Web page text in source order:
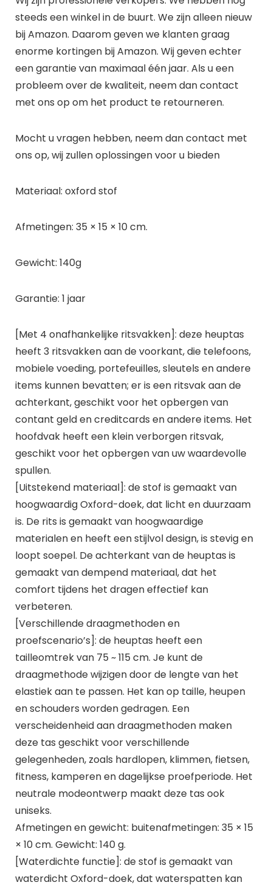
steeds een winkel in de buurt. We zijn alleen nieuw
bij Amazon. Daarom geven we klanten graag
enorme kortingen bij Amazon. Wij geven echter
een garantie van maximaal één jaar. Als u een
probleem over de kwaliteit, neem dan contact
met ons op om het product te retourneren.
Mocht u vragen hebben, neem dan contact met
ons op, wij zullen oplossingen voor u bieden
Materiaal: oxford stof
Afmetingen: 35 × 15 × 10 cm.
Gewicht: 140g
Garantie: 1 jaar
[Met 4 onafhankelijke ritsvakken]: deze heuptas
heeft 3 ritsvakken aan de voorkant, die telefoons,
mobiele voeding, portefeuilles, sleutels en andere
items kunnen bevatten; er is een ritsvak aan de
achterkant, geschikt voor het opbergen van
contant geld en creditcards en andere items. Het
hoofdvak heeft een klein verborgen ritsvak,
geschikt voor het opbergen van uw waardevolle
spullen.
[Uitstekend materiaal]: de stof is gemaakt van
hoogwaardig Oxford-doek, dat licht en duurzaam
is. De rits is gemaakt van hoogwaardige
materialen en heeft een stijlvol design, is stevig en
loopt soepel. De achterkant van de heuptas is
gemaakt van dempend materiaal, dat het
comfort tijdens het dragen effectief kan
verbeteren.
[Verschillende draagmethoden en
proefscenario’s]: de heuptas heeft een
tailleomtrek van 75 ~ 115 cm. Je kunt de
draagmethode wijzigen door de lengte van het
elastiek aan te passen. Het kan op taille, heupen
en schouders worden gedragen. Een
verscheidenheid aan draagmethoden maken
deze tas geschikt voor verschillende
gelegenheden, zoals hardlopen, klimmen, fietsen,
fitness, kamperen en dagelijkse proefperiode. Het
neutrale modeontwerp maakt deze tas ook
uniseks.
Afmetingen en gewicht: buitenafmetingen: 35 × 15
× 10 cm. Gewicht: 140 g.
[Waterdichte functie]: de stof is gemaakt van
waterdicht Oxford-doek, dat waterspatten kan